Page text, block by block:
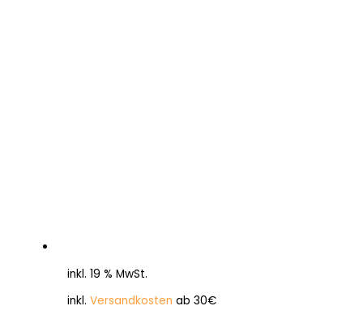
inkl. 19 % MwSt.
inkl. Versandkosten ab 30€